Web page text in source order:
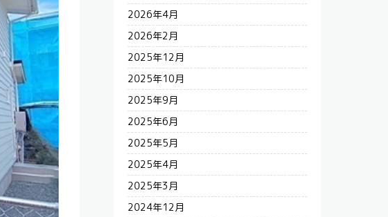
2026年4月
2026年2月
2025年12月
2025年10月
2025年9月
2025年6月
2025年5月
2025年4月
2025年3月
2024年12月